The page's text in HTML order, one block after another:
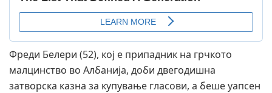
Фреди Белери (52), кој е припадник на грчкото
малцинство во Албанија, доби двегодишна
затворска казна за купување гласови, а беше уапсен